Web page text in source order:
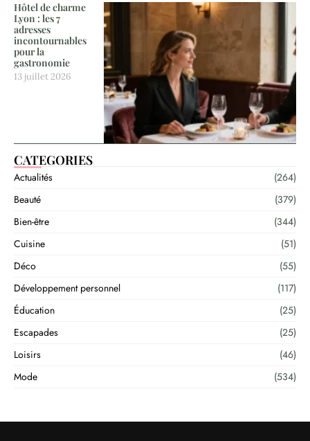
Hôtel de charme
Lyon : les 7
adresses
incontournables
pour la
gastronomie
13 juillet 2026
CATEGORIES
Actualités
(264)
Beauté
(379)
Bien-être
(344)
Cuisine
(51)
Déco
(55)
Développement personnel
(117)
Éducation
(25)
Escapades
(25)
Loisirs
(46)
Mode
(534)